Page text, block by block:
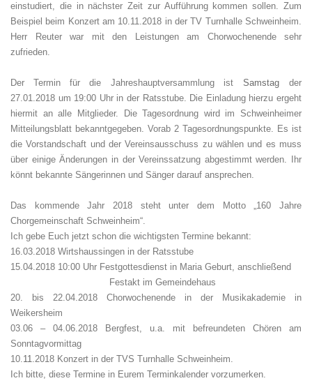
einstudiert, die in nächster Zeit zur Aufführung kommen sollen. Zum
Beispiel beim Konzert am 10.11.2018 in der TV Turnhalle Schweinheim.
Herr Reuter war mit den Leistungen am Chorwochenende sehr
zufrieden.
Der Termin für die Jahreshauptversammlung ist Samstag
der
27.01.2018 um 19:00 Uhr in der Ratsstube. Die Einladung hierzu ergeht
hiermit an alle Mitglieder. Die Tagesordnung wird im Schweinheimer
Mitteilungsblatt bekanntgegeben. Vorab 2 Tagesordnungspunkte. Es ist
die Vorstandschaft und der Vereinsausschuss zu wählen und es muss
über einige Änderungen in der Vereinssatzung abgestimmt werden. Ihr
könnt bekannte Sängerinnen und Sänger darauf ansprechen.
Das kommende Jahr 2018 steht unter dem Motto „160 Jahre
Chorgemeinschaft Schweinheim“.
Ich gebe Euch jetzt schon die wichtigsten Termine bekannt:
16.03.2018 Wirtshaussingen in der Ratsstube
15.04.2018 10:00 Uhr Festgottesdienst in Maria Geburt, anschließend
Festakt im Gemeindehaus
20. bis 22.04.2018 Chorwochenende in der Musikakademie in
Weikersheim
03.06 – 04.06.2018 Bergfest, u.a. mit befreundeten Chören am
Sonntagvormittag
10.11.2018 Konzert in der TVS Turnhalle Schweinheim.
Ich bitte, diese Termine in Eurem Terminkalender vorzumerken.